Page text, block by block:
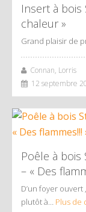
Insert à bois
chaleur »
Grand plaisir de
Connan, Lorris
12 septembre
Poêle à bois
– « Des
D’un foyer
plutôt à… Plus de